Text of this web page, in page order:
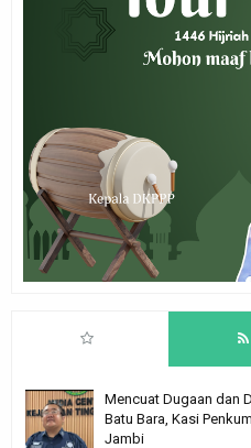
Mencuat Dugaan dan
Batu Bara, Kasi
Jambi